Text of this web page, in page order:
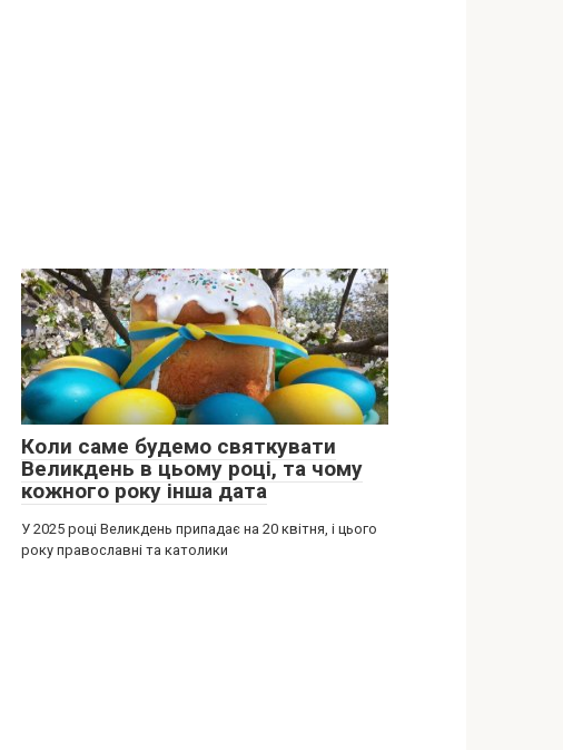
Коли саме будемо святкувати
Великдень в цьому році, та чому
кожного року інша дата
У 2025 році Великдень припадає на 20 квітня, і цього
року православні та католики